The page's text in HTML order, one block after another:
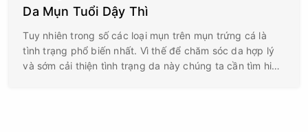
Da Mụn Tuổi Dậy Thì
Tuy nhiên trong số các loại mụn trên mụn trứng cá là
tình trạng phổ biến nhất. Vì thế để chăm sóc da hợp lý
và sớm cải thiện tình trạng da này chúng ta cần tìm hiểu